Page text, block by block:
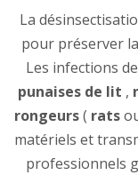
La
pour préserver
Les infections
punaises de lit ,
rongeurs( rats
matériels et
professionnels